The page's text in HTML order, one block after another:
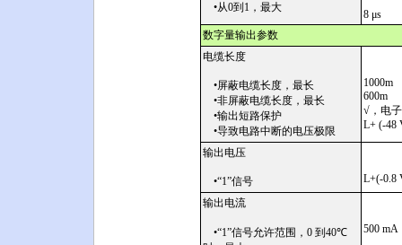
•从0到1，最大
8 μs
数字量输出参数
电缆长度
•屏蔽电缆长度，最长
•非屏蔽电缆长度，最长
•输出短路保护
•导致电路中断的电压极限
1000m
600m
√，电
L+ (-48
输出电压
•“1”信号
L+(-0.8
输出电流
•“1”信号允许范围，0 到40℃
500 mA